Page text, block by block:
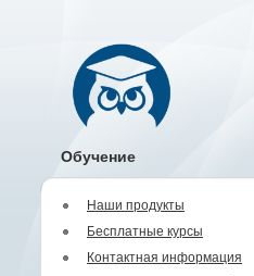
Обучение
Наши продукты
Бесплатные курсы
Контактная информация